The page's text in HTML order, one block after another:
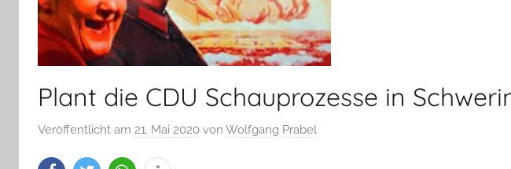
Plant die CDU Schauprozesse in
Veröffentlicht am 21. Mai 2020 von Wolfgang Prabel